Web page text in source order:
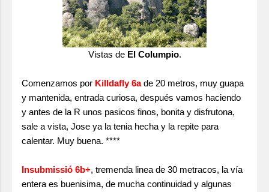
Vistas de El Columpio.
Comenzamos por Killdafly 6ade 20 metros, muy guapa
y mantenida, entrada curiosa, después vamos haciendo
y antes de la R unos pasicos finos, bonita y disfrutona,
sale a vista, Jose ya la tenia hecha y la repite para
calentar. Muy buena. ****
Insubmissió 6b+, tremenda linea de 30 metracos, la vía
entera es buenisima, de mucha continuidad y algunas